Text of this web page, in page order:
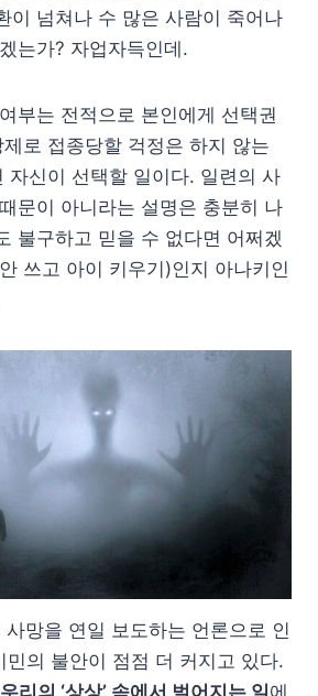
이 넘쳐나 수 많은 사람이 죽어나
는가? 자업자득인데.
부는 전적으로 본인에게 선택권
로 접종당할 걱정은 하지 않는
자신이 선택할 일이다. 일련의 사
문이 아니라는 설명은 충분히 나
불구하고 믿을 수 없다면 어쩌겠
쓰고 아이 키우기)인지 아나키인
망을 연일 보도하는 언론으로 인
민의 불안이 점점 더 커지고 있다.
리의 ‘상상’ 속에서 벌어지는 일에